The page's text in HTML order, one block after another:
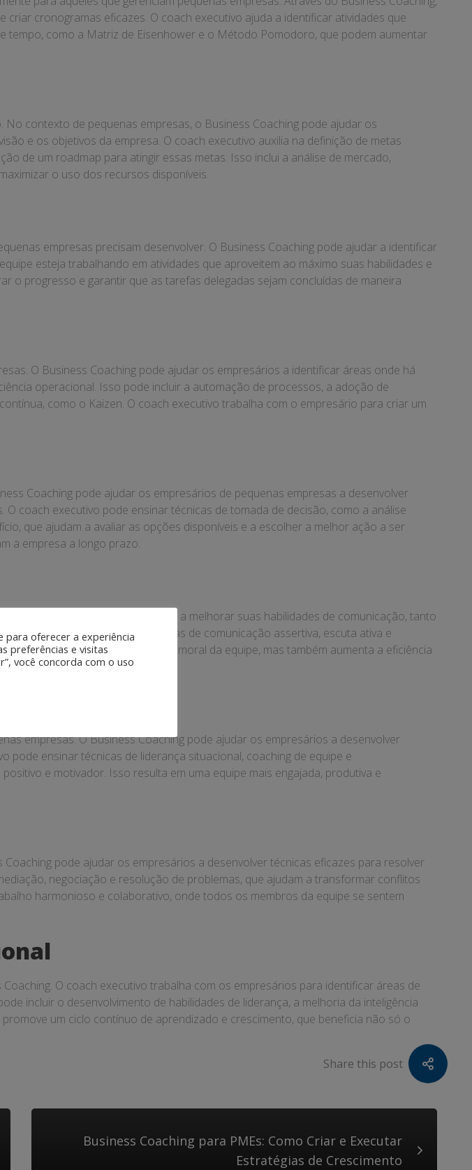
cronogramas eficazes. O coach executivo ajuda a identificar atividades que
como a Matriz de Eisenhower e o Método Pomodoro, que podem aumentar
contexto de pequenas empresas, o Business Coaching pode ajudar os
e os objetivos da empresa. O coach executivo auxilia na definição de metas
de um roadmap para atingir essas metas. Isso inclui a análise de mercado,
o uso dos recursos disponíveis.
empresas precisam desenvolver. O Business Coaching pode ajudar a identificar
esteja trabalhando em atividades que aproveitem ao máximo suas habilidades e
o progresso e garantir que as tarefas delegadas sejam concluídas de maneira
O Business Coaching pode ajudar os empresários a identificar áreas onde há
operacional. Isso pode incluir a automação de processos, a adoção de
como o Kaizen. O coach executivo trabalha com o empresário para criar um
Coaching pode ajudar os empresários de pequenas empresas a desenvolver
coach executivo pode ensinar técnicas de tomada de decisão, como a análise
que ajudam a avaliar as opções disponíveis e a escolher a melhor ação a ser
a empresa a longo prazo.
pode ajudar os empresários a melhorar suas habilidades de comunicação, tanto
executivo pode ensinar técnicas de comunicação assertiva, escuta ativa e
Isso não só melhora a moral da equipe, mas também aumenta a eficiência
empresas. O Business Coaching pode ajudar os empresários a desenvolver
pode ensinar técnicas de liderança situacional, coaching de equipe e
e motivador. Isso resulta em uma equipe mais engajada, produtiva e
pode ajudar os empresários a desenvolver técnicas eficazes para resolver
negociação e resolução de problemas, que ajudam a transformar conflitos
harmonioso e colaborativo, onde todos os membros da equipe se sentem
O coach executivo trabalha com os empresários para identificar áreas de
incluir o desenvolvimento de habilidades de liderança, a melhoria da inteligência
um ciclo contínuo de aprendizado e crescimento, que beneficia não só o
Share this post
Business Coaching para PMEs: Como Criar e Executar
Estratégias de Crescimento
para oferecer a experiência
preferências e visitas
você concorda com o uso